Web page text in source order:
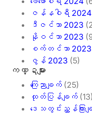
ဇန်နဝါရီ 2024
ဒီဇင်ဘာ 2023
နိုဝင်ဘာ 2023
စက်တင်ဘာ 2023
ဇွန် 2023 (5)
ကဏ္ဍများ
ကြေညာချက် (25)
ထုတ်ပြန်ချက် (13)
ဒေသတွင်းညွှန်ကြား